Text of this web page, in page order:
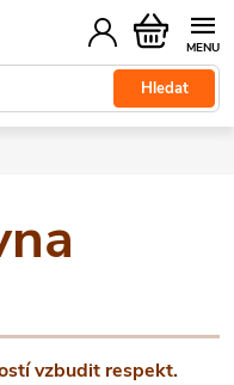
Hledat
Nákupní
košík
vzbudit respekt.